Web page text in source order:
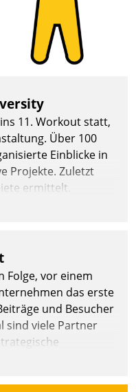
11. Workout statt,
Über 100
Einblicke in
Projekte. Zuletzt
ermittelt.
Folge, vor einem
das erste
und Besucher
sind viele Partner